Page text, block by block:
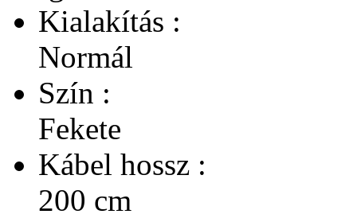
Kialakítás :
Normál
Szín :
Fekete
Kábel hossz :
200 cm